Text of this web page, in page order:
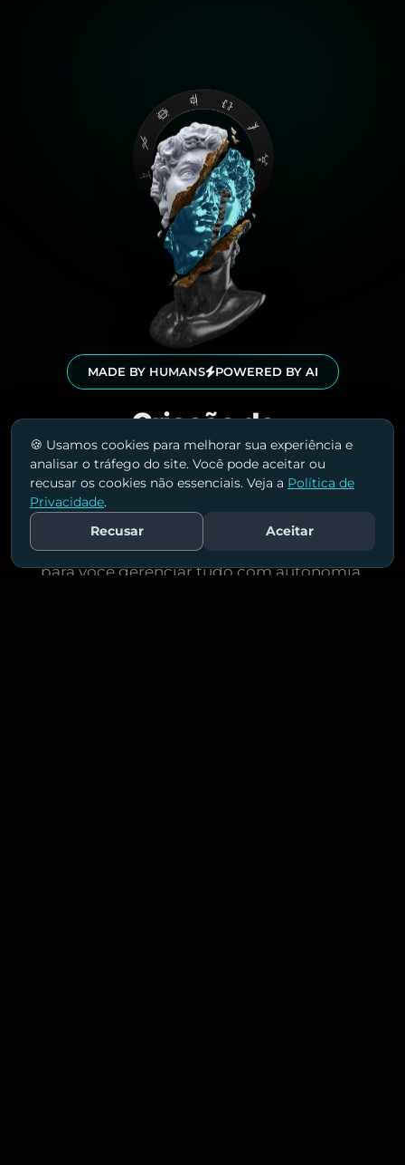
MADE BY HUMANS POWERED BY AI
Criação de
Sites em Sorocaba
Soluções completas para criação e
desenvolvimento de sites personalizados, com
design moderno, SEO e painel administrativo
para você gerenciar tudo com autonomia.
Fale Conosco
🍪 Usamos cookies para melhorar sua experiência e
analisar o tráfego do site. Você pode aceitar ou
recusar os cookies não essenciais. Veja a Política de
Privacidade.
Recusar
Aceitar